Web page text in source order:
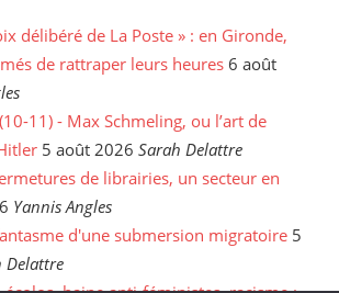
délibéré de La Poste » : en Gironde,
de rattraper leurs heures 6 août
11) - Max Schmeling, ou l’art de
5 août 2026 Sarah Delattre
de librairies, un secteur en
Yannis Angles
d'une submersion migratoire 5
Delattre